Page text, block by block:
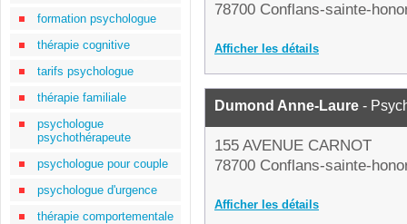
formation psychologue
thérapie cognitive
tarifs psychologue
thérapie familiale
psychologue
psychothérapeute
psychologue pour couple
psychologue d'urgence
thérapie comportementale
78700 Conflans-sainte-
Afficher les détails
Dumond Anne-Laure -
155 AVENUE CARNOT
78700 Conflans-sainte-
Afficher les détails